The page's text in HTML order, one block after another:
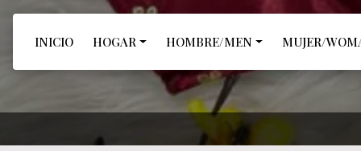
INICIO HOGAR HOMBRE/MEN MUJER/